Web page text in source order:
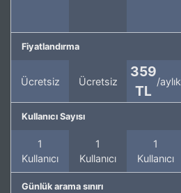
Fiyatlandırma
Ücretsiz Ücretsiz
359
TL
/aylık
Kullanıcı Sayısı
1
Kullanıcı
1
Kullanıcı
1
Kullanıcı
Günlük arama sınırı